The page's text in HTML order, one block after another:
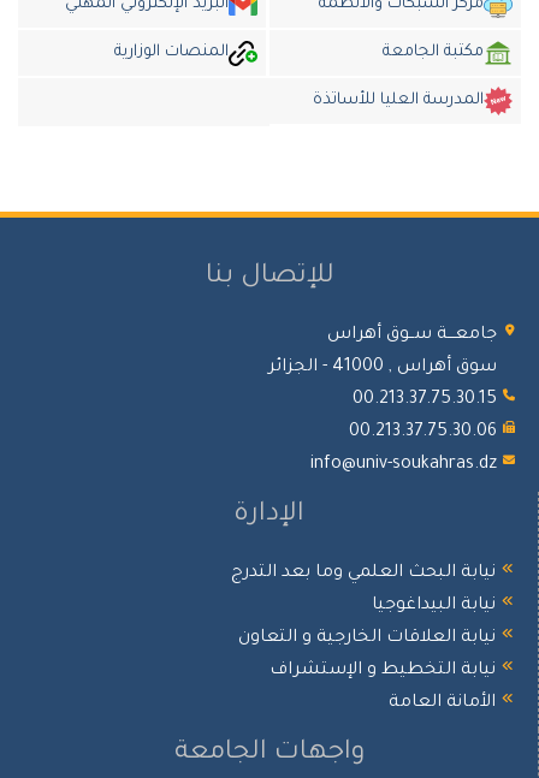
مركز الشبكات والأنظمة البريد الإلكتروني المهني
مكتبة الجامعة المنصات الوزارية
المدرسة العليا للأساتذة
للإتصال بنا
جامعـــة ســوق أهراس
سوق أهراس , 41000 - الجزائر
00.213.37.75.30.15
00.213.37.75.30.06
info@univ-soukahras.dz
الإدارة
نيابة البحث العلمي وما بعد التدرج
نيابة البيداغوجيا
نيابة العلاقات الخارجية و التعاون
نيابة التخطيط و الإستشراف
الأمانة العامة
واجهات الجامعة